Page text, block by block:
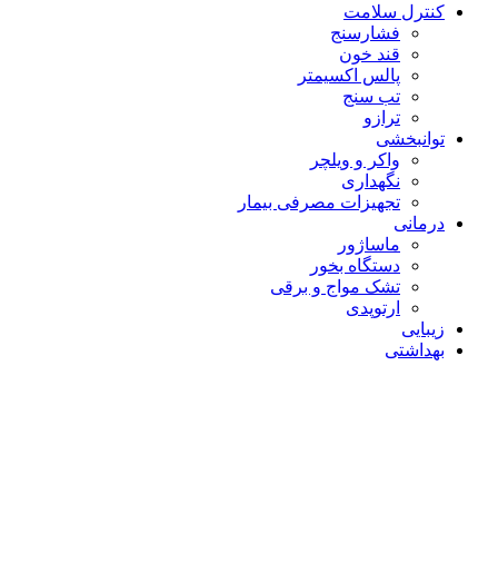
کنترل سلامت
فشارسنج
قند خون
پالس اکسیمتر
تب سنج
ترازو
توانبخشی
واکر و ویلچر
نگهداری
تجهیزات مصرفی بیمار
درمانی
ماساژور
دستگاه بخور
تشک مواج و برقی
ارتوپدی
زیبایی
بهداشتی